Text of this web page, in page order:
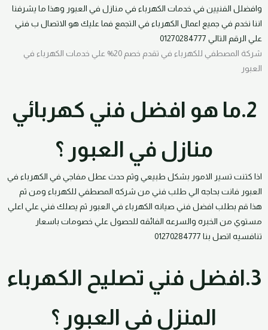
وافضلل الفنيين في خدمات الكهرباء في منازل في العبور وهذا ما يشرفنا
اننا نخدم في جميع اعمال الكهرباء في التجمع فما عليك هو الاتصال ب فني
علي الرقم التالي 01270284777
شركة المصطفي للكهرباء في تقدم خصم 20% علي خدمات الكهرباء في
العبور
2.ما هو افضل فني كهربائي
منازل في العبور ؟
اذا كتنت تسير الامور بشكل طبيعي وثم حدث عطل مفاجي في الكهرباء في
العبور فانت بحاجه الي طلب فني من شركه المصطفي للكهرباء ومن ثم
هذا قم بطلب افضل فني صيانه الكهرباء في العبور ثم يصلك فني علي اعلي
مستوي من الخبره والسرعه الفائقه للحصول علي خصومات باسعار
تنافسيه اتصل بنا 01270284777
3.افضل فني تصليح الكهرباء
المنزل في العبور ؟